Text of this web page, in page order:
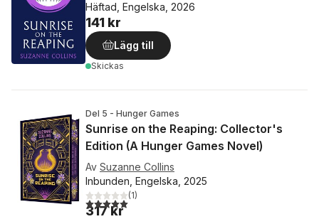
Häftad, Engelska, 2026
141 kr
Lägg till
Skickas
Del 5 - Hunger Games
Sunrise on the Reaping: Collector's
Edition (A Hunger Games Novel)
Av Suzanne Collins
Inbunden, Engelska, 2025
5,0utav 5 stjärnor. Totalt antal röster:
(1)
317 kr